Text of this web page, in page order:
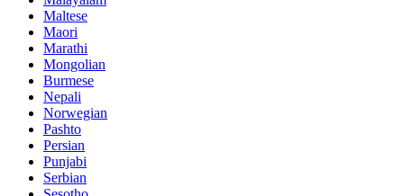
Maltese
Maori
Marathi
Mongolian
Burmese
Nepali
Norwegian
Pashto
Persian
Punjabi
Serbian